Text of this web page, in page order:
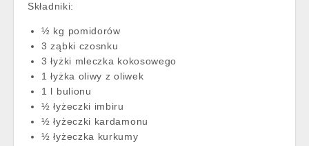
Składniki:
½ kg pomidorów
3 ząbki czosnku
3 łyżki mleczka kokosowego
1 łyżka oliwy z oliwek
1 l bulionu
½ łyżeczki imbiru
½ łyżeczki kardamonu
½ łyżeczka kurkumy